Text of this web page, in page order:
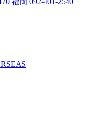
福岡 092-401-2540